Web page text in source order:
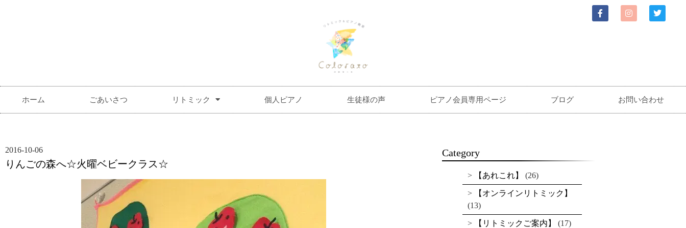
ホーム ごあいさつ リトミック 個人ピアノ 生徒様の声 ピアノ会員専用ページ ブログ お問い合わせ
2016-10-06
りんごの森へ☆火曜ベビークラス☆
Category
【あれこれ】 (26)
【オンラインリトミック】
(13)
【リトミックご案内】 (17)